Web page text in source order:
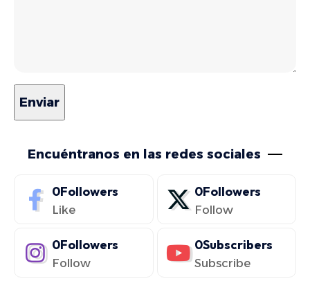
Encuéntranos en las redes sociales
0Followers
Like
0Followers
Follow
0Followers
Follow
0Subscribers
Subscribe